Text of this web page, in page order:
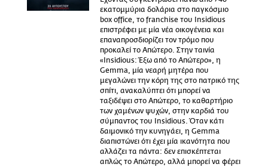
εκατομμύρια δολάρια στο παγκόσμιο
box office, το franchise του Insidious
επιστρέφει με μία νέα οικογένεια και
επαναπροσδιορίζει τον τρόμο που
προκαλεί το Απώτερο. Στην ταινία
«Insidious: Έξω από το Απώτερο», η
Gemma, μία νεαρή μητέρα που
μεγαλώνει την κόρη της στο πατρικό της
σπίτι, ανακαλύπτει ότι μπορεί να
ταξιδέψει στο Απώτερο, το καθαρτήριο
των χαμένων ψυχών, στην καρδιά του
σύμπαντος του Insidious. Όταν κάτι
δαιμονικό την κυνηγάει, η Gemma
διαπιστώνει ότι έχει μία ικανότητα που
αλλάζει τα πάντα: δεν επισκέπτεται
απλώς το Απώτερο, αλλά μπορεί να φέρει